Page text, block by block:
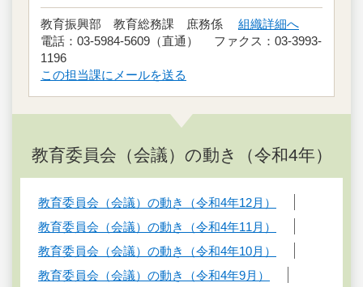
教育振興部 教育総務課 庶務係 組織詳細へ
電話：03-5984-5609（直通） ファクス：03-3993-
1196
この担当課にメールを送る
教育委員会（会議）の動き（令和4年）
教育委員会（会議）の動き（令和4年12月）
教育委員会（会議）の動き（令和4年11月）
教育委員会（会議）の動き（令和4年10月）
教育委員会（会議）の動き（令和4年9月）